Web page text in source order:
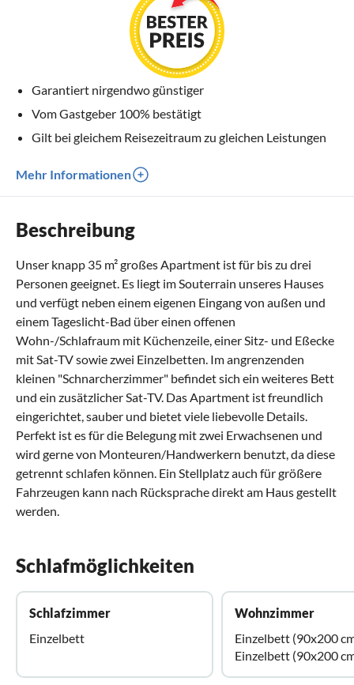
Garantiert nirgendwo günstiger
Vom Gastgeber 100% bestätigt
Gilt bei gleichem Reisezeitraum zu gleichen Leistungen
Mehr Informationen
Beschreibung
Unser knapp 35 m² großes Apartment ist für bis zu drei
Personen geeignet. Es liegt im Souterrain unseres Hauses
und verfügt neben einem eigenen Eingang von außen und
einem Tageslicht-Bad über einen offenen
Wohn-/Schlafraum mit Küchenzeile, einer Sitz- und Eßecke
mit Sat-TV sowie zwei Einzelbetten. Im angrenzenden
kleinen "Schnarcherzimmer" befindet sich ein weiteres Bett
und ein zusätzlicher Sat-TV. Das Apartment ist freundlich
eingerichtet, sauber und bietet viele liebevolle Details.
Perfekt ist es für die Belegung mit zwei Erwachsenen und
wird gerne von Monteuren/Handwerkern benutzt, da diese
getrennt schlafen können. Ein Stellplatz auch für größere
Fahrzeugen kann nach Rücksprache direkt am Haus gestellt
werden.
Schlafmöglichkeiten
Schlafzimmer
Einzelbett
Wohnzimmer
Einzelbett (90x200
Einzelbett (90x200